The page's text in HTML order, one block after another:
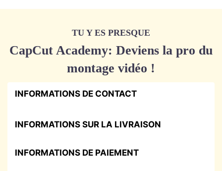
TU Y ES PRESQUE
CapCut Academy: Deviens la pro du
montage vidéo !
INFORMATIONS DE CONTACT
INFORMATIONS SUR LA LIVRAISON
INFORMATIONS DE PAIEMENT